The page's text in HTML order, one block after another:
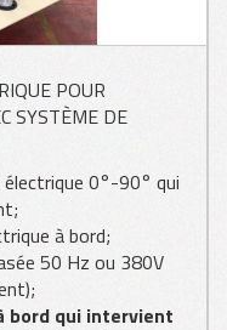
BOIS
POUR
SYSTÈME DE
0°-90° qui
à bord;
50 Hz ou 380V
bord qui intervient